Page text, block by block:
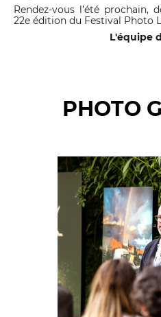
Rendez-vous l’été prochain,
22e édition du Festival Photo
L'équipe
PHOTO